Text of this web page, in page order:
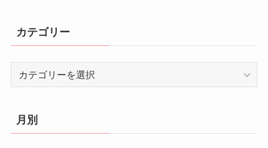
カテゴリー
リ
ー
月別